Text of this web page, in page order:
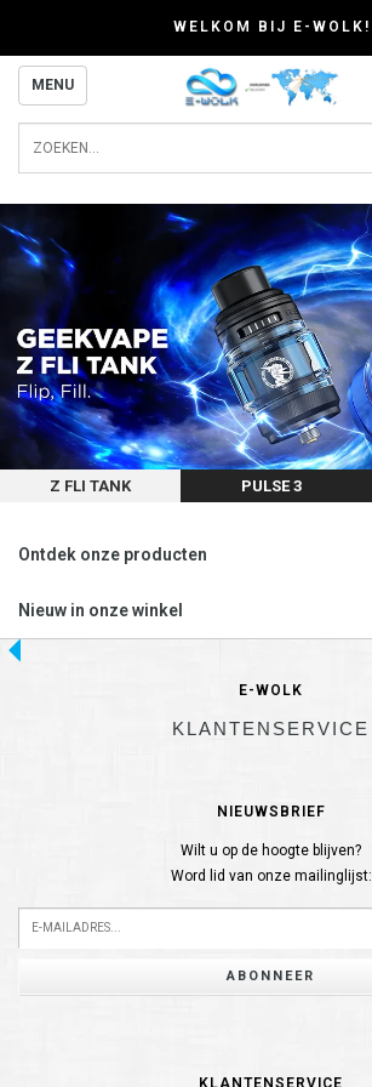
WELKOM BIJ E-WOLK!
MENU
Z FLI TANK PULSE 3
Ontdek onze producten
Nieuw in onze winkel
E-WOLK
KLANTENSERVICE
NIEUWSBRIEF
Wilt u op de hoogte blijven?
Word lid van onze mailinglijst:
ABONNEER
KLANTENSERVICE